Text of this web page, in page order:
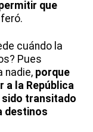
que
cuándo la
Pues
nadie, porque
a la República
sido transitado
destinos